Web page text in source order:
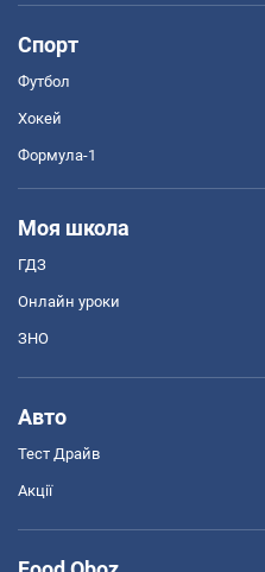
Спорт
Футбол
Хокей
Формула-1
Моя школа
ГДЗ
Онлайн уроки
ЗНО
Авто
Тест Драйв
Акції